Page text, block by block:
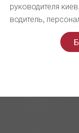
руководителя
водитель,